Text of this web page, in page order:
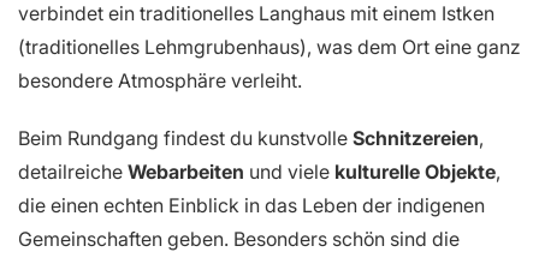
verbindet ein traditionelles Langhaus mit einem Istken
(traditionelles Lehmgrubenhaus), was dem Ort eine ganz
besondere Atmosphäre verleiht.
Beim Rundgang findest du kunstvolle Schnitzereien,
detailreiche Webarbeiten und viele kulturelle Objekte,
die einen echten Einblick in das Leben der indigenen
Gemeinschaften geben. Besonders schön sind die